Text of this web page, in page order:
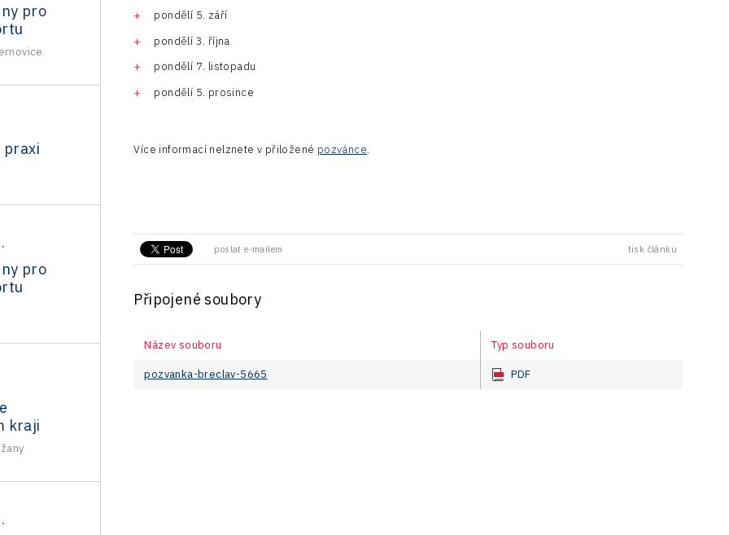
pro
praxi
pro
kraji
pondělí 5. září
pondělí 3. října
pondělí 7. listopadu
pondělí 5. prosince
Více informací nelznete v přiložené pozvánce.
poslat e-mailem tisk článku
Připojené soubory
Název souboru Typ souboru
pozvanka-breclav-5665 PDF